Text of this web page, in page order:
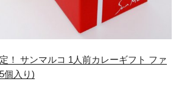
！ サンマルコ 1人前カレーギフト ファ
個入り)